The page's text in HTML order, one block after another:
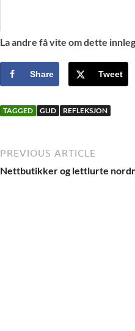
La andre få vite om dette
Share Tweet
TAGGED GUD REFLEKSJON
PREVIOUS ARTICLE
Nettbutikker og lettlurte